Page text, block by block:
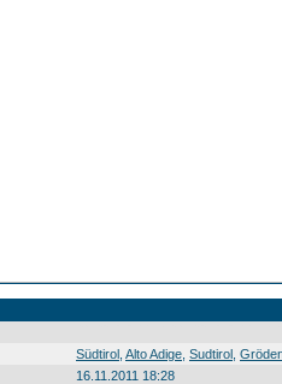
Südtirol Alto Adige Sudtirol
16.11.2011 18:28